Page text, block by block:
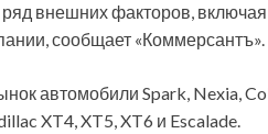
внешних факторов,
сообщает «Коммерсантъ».
автомобили Spark, Nexia,
XT4, XT5, XT6 и Escalade.